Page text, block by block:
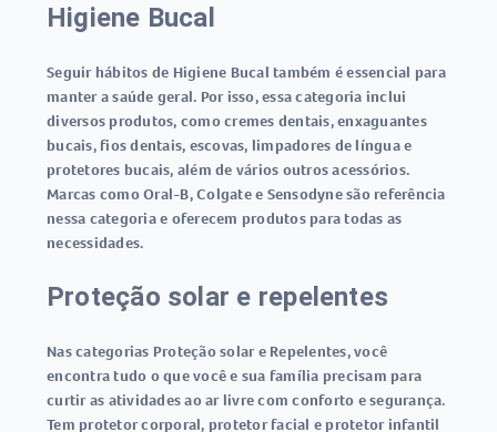
Higiene Bucal
Seguir hábitos de Higiene Bucal também é essencial para
manter a saúde geral. Por isso, essa categoria inclui
diversos produtos, como cremes dentais, enxaguantes
bucais, fios dentais, escovas, limpadores de língua e
protetores bucais, além de vários outros acessórios.
Marcas como Oral-B, Colgate e Sensodyne são referência
nessa categoria e oferecem produtos para todas as
necessidades.
Proteção solar e repelentes
Nas categorias Proteção solar e Repelentes, você
encontra tudo o que você e sua família precisam para
curtir as atividades ao ar livre com conforto e segurança.
Tem protetor corporal, protetor facial e protetor infantil